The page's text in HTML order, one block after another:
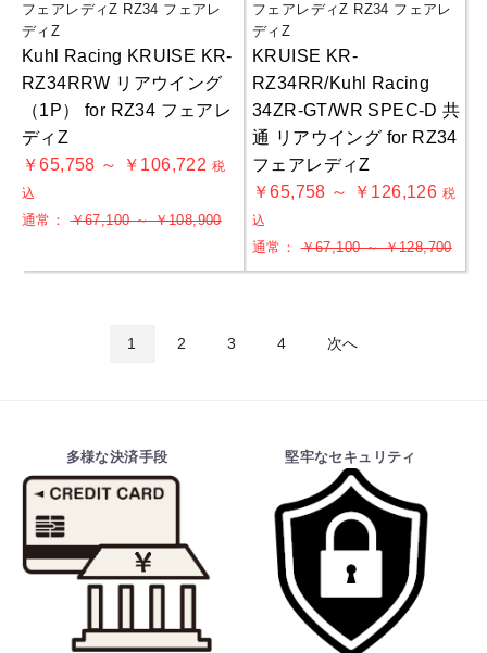
フェアレディZ RZ34 フェアレ
ディZ
Kuhl Racing KRUISE KR-
RZ34RRW リアウイング
（1P） for RZ34 フェアレ
ディZ
￥65,758 ～ ￥106,722 税
込
通常：￥67,100 ～ ￥108,900
フェアレディZ RZ34 フェアレ
ディZ
KRUISE KR-
RZ34RR/Kuhl Racing
34ZR-GT/WR SPEC-D 共
通 リアウイング for RZ34
フェアレディZ
￥65,758 ～ ￥126,126 税
込
通常：￥67,100 ～ ￥128,700
1 2 3 4 次へ
多様な決済手段 堅牢なセキュリティ